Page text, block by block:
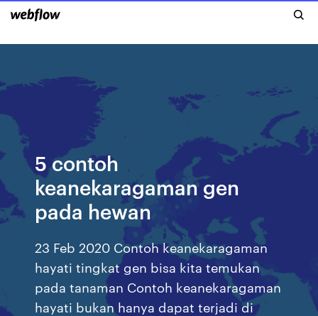
5 contoh
keanekaragaman gen
pada hewan
23 Feb 2020 Contoh keanekaragaman
hayati tingkat gen bisa kita temukan
pada tanaman Contoh keanekaragaman
hayati bukan hanya dapat terjadi di